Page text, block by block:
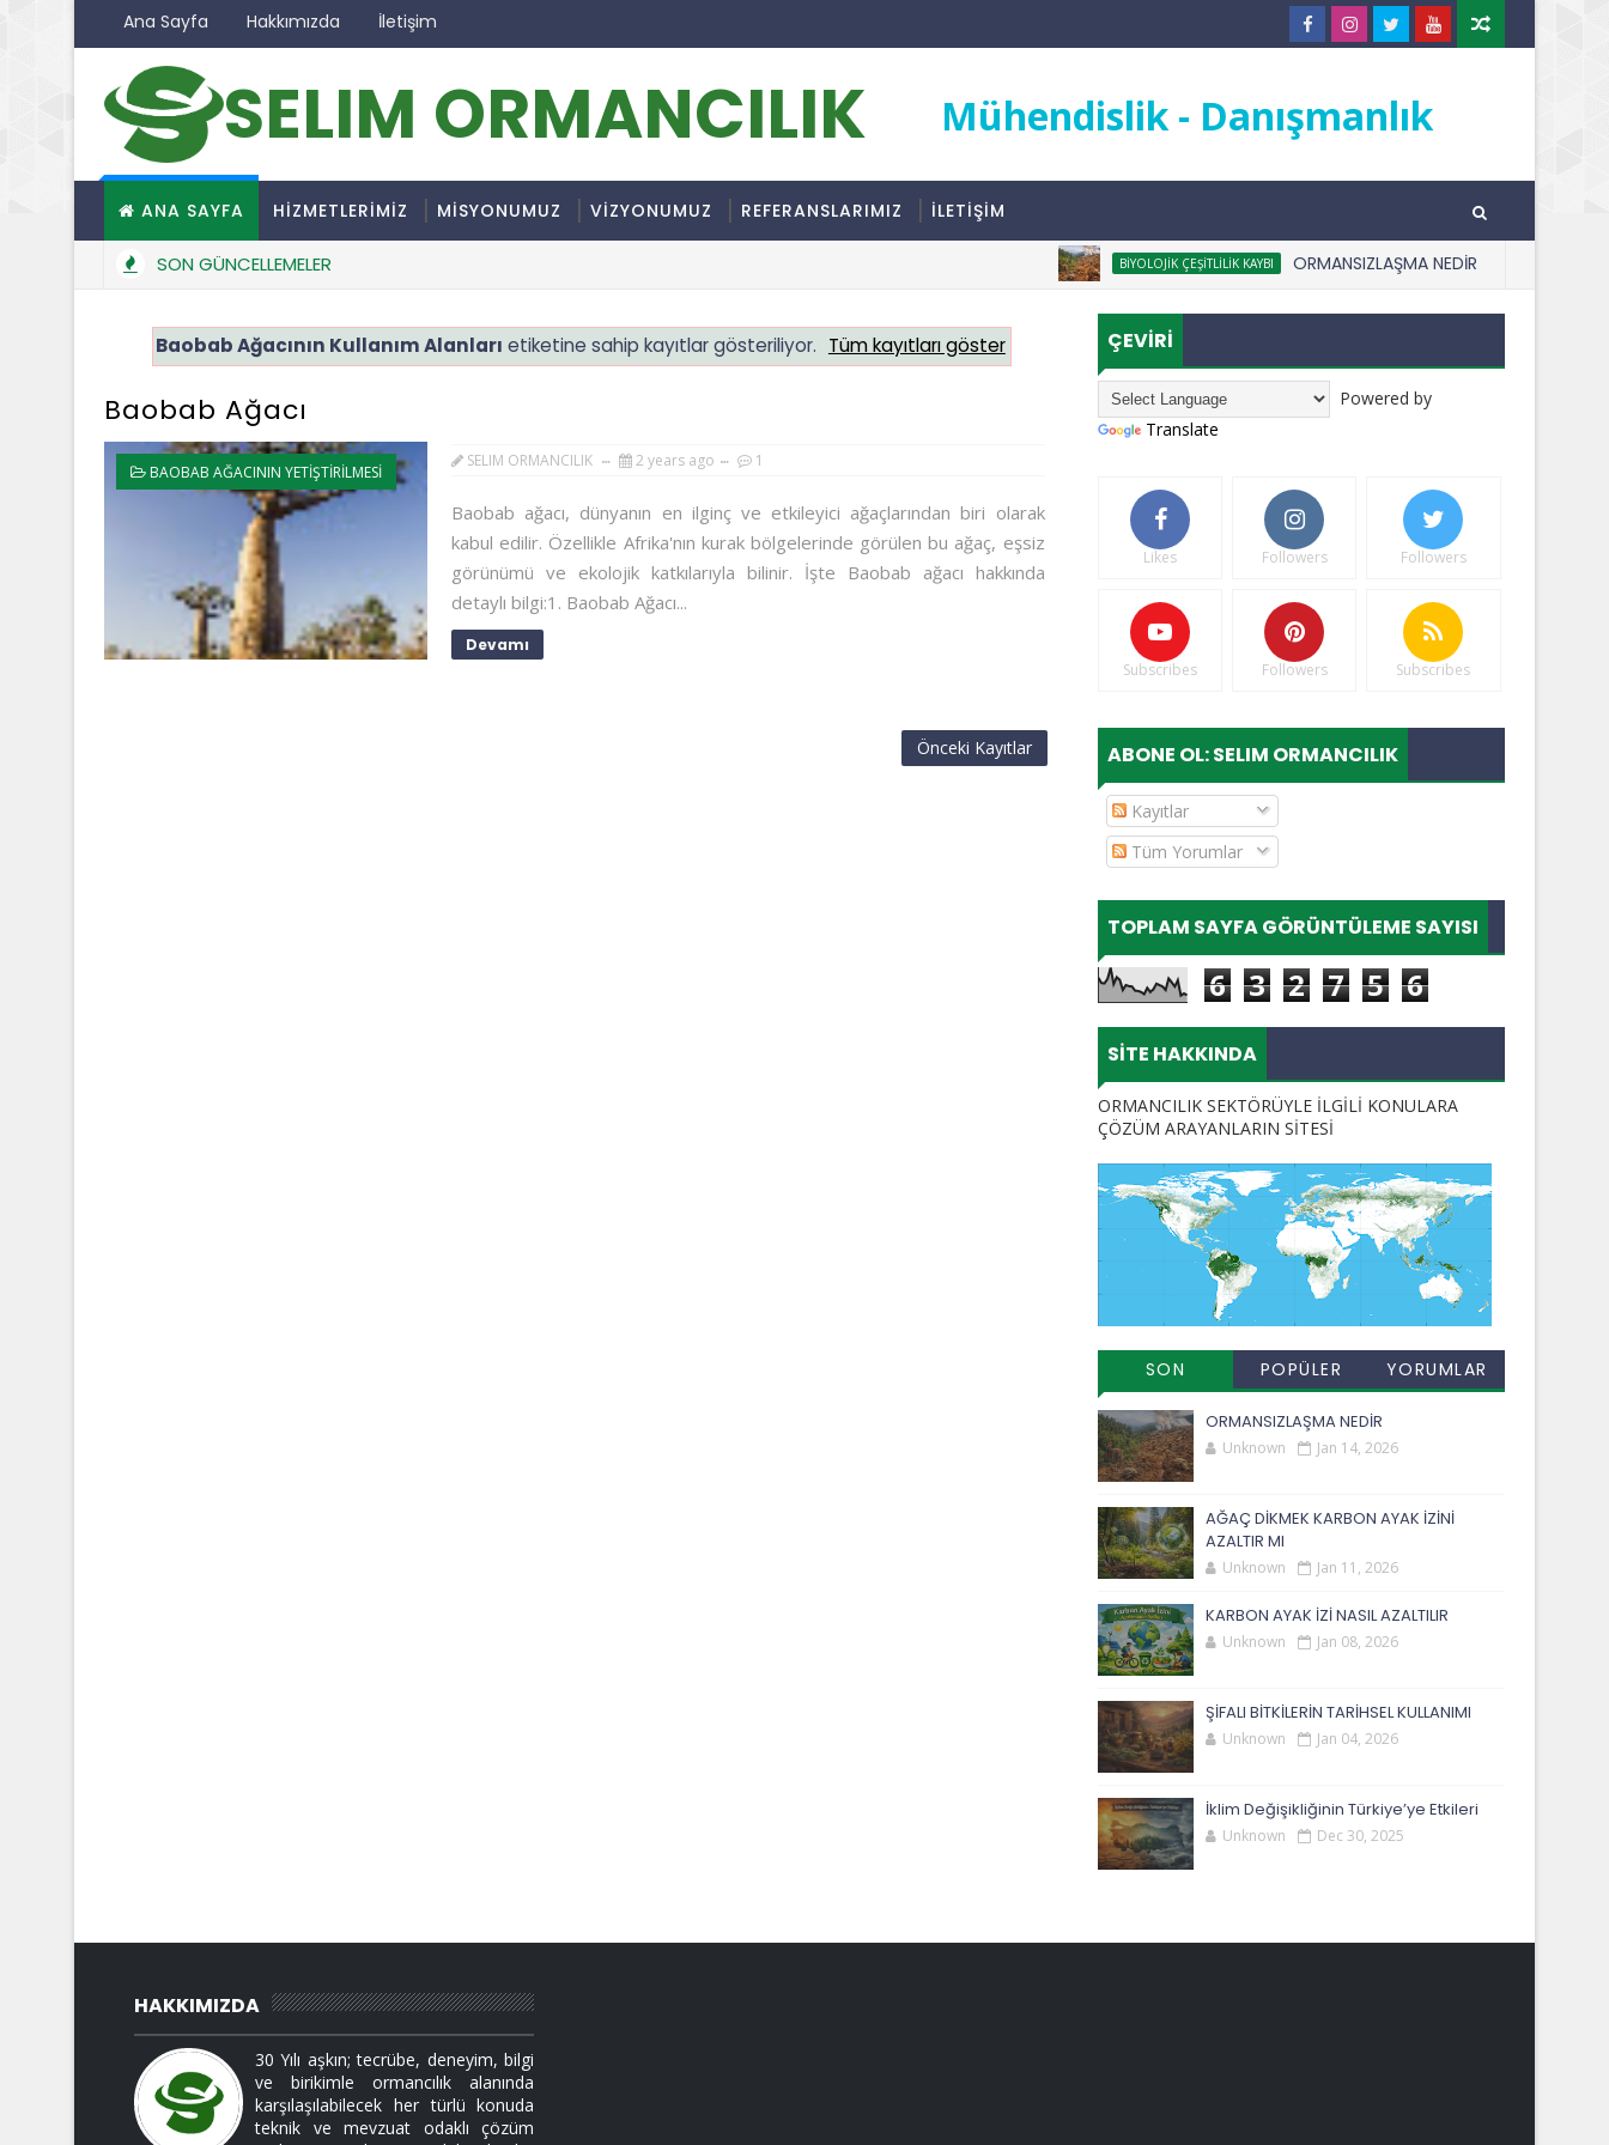
Ana Sayfa Hakkımızda İletişim
SELIM ORMANCILIK Mühendislik - Danışmanlık
ANA SAYFA HİZMETLERİMİZ MİSYONUMUZ VİZYONUMUZ REFERANSLARIMIZ İLETİŞİM
SON GÜNCELLEMELER BIYOLOJIK ÇEŞITLILIK KAYBI ORMANSIZLAŞMA NEDİR
Baobab Ağacının Kullanım Alanları etiketine sahip kayıtlar gösteriliyor. Tüm kayıtları göster
Baobab Ağacı
BAOBAB AĞACININ YETIŞTIRILMESI
SELIM ORMANCILIK 2 years ago 1
Baobab ağacı, dünyanın en ilginç ve etkileyici ağaçlarından biri olarak
kabul edilir. Özellikle Afrika'nın kurak bölgelerinde görülen bu ağaç, eşsiz
görünümü ve ekolojik katkılarıyla bilinir. İşte Baobab ağacı hakkında
detaylı bilgi:1. Baobab Ağacı...
Devamı
Önceki Kayıtlar
ÇEVİRİ
Powered by
Translate
Likes Followers Followers
Subscribes Followers Subscribes
ABONE OL: SELIM ORMANCILIK
Kayıtlar
Tüm Yorumlar
TOPLAM SAYFA GÖRÜNTÜLEME SAYISI
6 3 2 7 5 6
SITE HAKKINDA
ORMANCILIK SEKTÖRÜYLE İLGİLİ KONULARA
ÇÖZÜM ARAYANLARIN SİTESİ
SON
EKLENENLER
POPÜLER
YORUMLAR
ORMANSIZLAŞMA NEDİR
Unknown Jan 14, 2026
AĞAÇ DİKMEK KARBON AYAK İZİNİ
AZALTIR MI
Unknown Jan 11, 2026
KARBON AYAK İZİ NASIL AZALTILIR
Unknown Jan 08, 2026
ŞİFALI BİTKİLERİN TARİHSEL KULLANIMI
Unknown Jan 04, 2026
İklim Değişikliğinin Türkiye’ye Etkileri
Unknown Dec 30, 2025
HAKKIMIZDA
30 Yılı aşkın; tecrübe, deneyim, bilgi
ve birikimle ormancılık alanında
karşılaşılabilecek her türlü konuda
teknik ve mevzuat odaklı çözüm